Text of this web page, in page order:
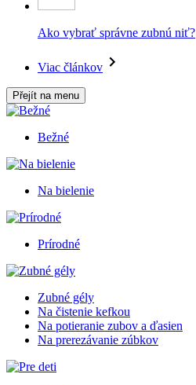
Ako vybrať správne zubnú niť?
Viac článkov
Přejít na menu
Bežné
Na bielenie
Prírodné
Zubné gély
Na čistenie kefkou
Na potieranie zubov a ďasien
Na prerezávanie zúbkov